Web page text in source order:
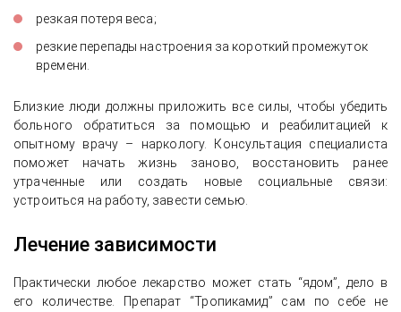
резкая потеря веса;
резкие перепады настроения за короткий промежуток
времени.
Близкие люди должны приложить все силы, чтобы убедить
больного обратиться за помощью и реабилитацией к
опытному врачу – наркологу. Консультация специалиста
поможет начать жизнь заново, восстановить ранее
утраченные или создать новые социальные связи:
устроиться на работу, завести семью.
Лечение зависимости
Практически любое лекарство может стать “ядом”, дело в
его количестве. Препарат “Тропикамид” сам по себе не